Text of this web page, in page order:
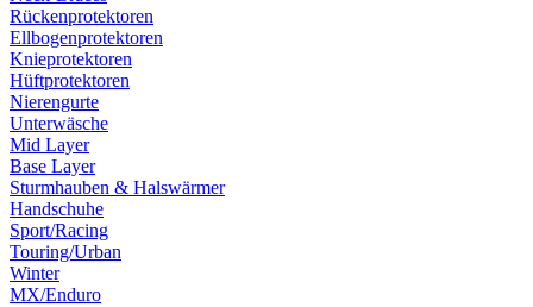
Rückenprotektoren
Ellbogenprotektoren
Knieprotektoren
Hüftprotektoren
Nierengurte
Unterwäsche
Mid Layer
Base Layer
Sturmhauben & Halswärmer
Handschuhe
Sport/Racing
Touring/Urban
Winter
MX/Enduro